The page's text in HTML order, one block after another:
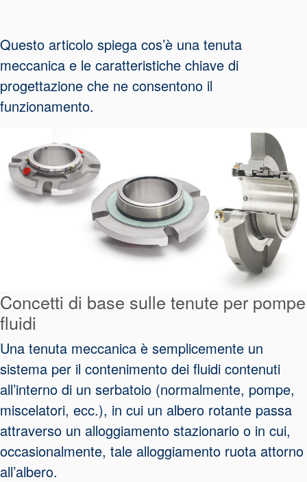
supporto per
guarnizioni
Questo articolo spiega cos’è una tenuta
meccanica e le caratteristiche chiave di
progettazione che ne consentono il
funzionamento.
Concetti di base sulle tenute per pompe
fluidi
Una tenuta meccanica è semplicemente un
sistema per il contenimento dei fluidi contenuti
all’interno di un serbatoio (normalmente, pompe,
miscelatori, ecc.), in cui un albero rotante passa
attraverso un alloggiamento stazionario o in cui,
occasionalmente, tale alloggiamento ruota attorno
all’albero.